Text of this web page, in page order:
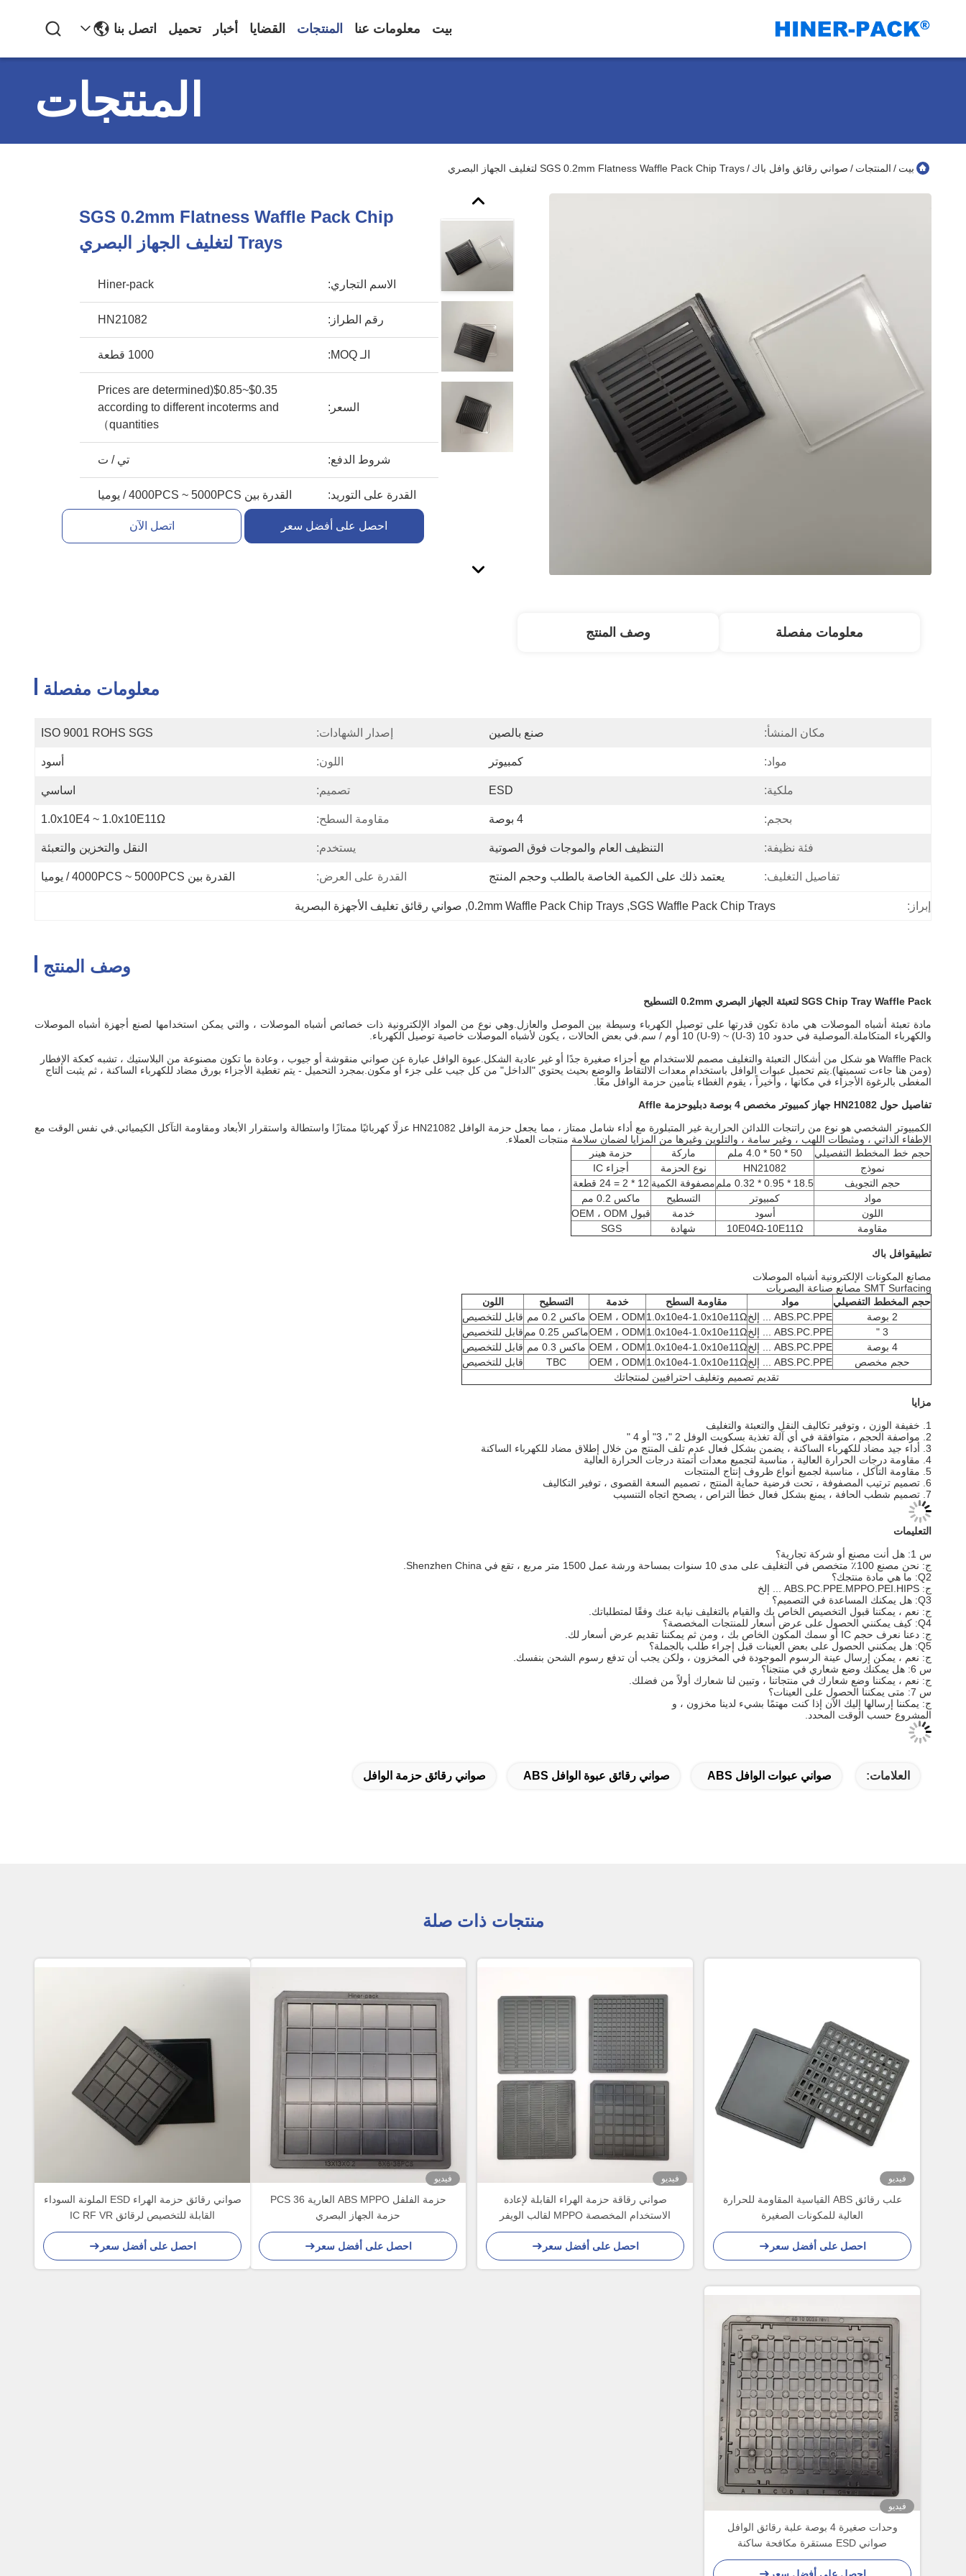
بيت معلومات عنا المنتجات القضايا أخبار تحميل اتصل بنا
المنتجات
بيت / المنتجات / صواني رقائق وافل باك /SGS 0.2mm Flatness Waffle Pack Chip Trays لتغليف الجهاز البصري
SGS 0.2mm Flatness Waffle Pack Chip
Trays لتغليف الجهاز البصري
الاسم التجاري: Hiner-pack
رقم الطراز: HN21082
الـ MOQ: 1000 قطعة
السعر:
$0.35~$0.85(Prices are determined
according to different incoterms and
quantities）
شروط الدفع: تي / ت
القدرة على التوريد: القدرة بين 4000PCS ~ 5000PCS / يوميا
احصل على أفضل سعر اتصل الآن
معلومات مفصلة وصف المنتج
معلومات مفصلة
مكان المنشأ: صنع بالصين إصدار الشهادات: ISO 9001 ROHS SGS
مواد: كمبيوتر اللون: أسود
ملكية: ESD تصميم: اساسي
بحجم: 4 بوصة مقاومة السطح: 1.0x10E4 ~ 1.0x10E11Ω
فئة نظيفة: التنظيف العام والموجات فوق الصوتية يستخدم: النقل والتخزين والتعبئة
تفاصيل التغليف: يعتمد ذلك على الكمية الخاصة بالطلب وحجم المنتج القدرة على العرض: القدرة بين 4000PCS ~ 5000PCS / يوميا
إبراز: SGS Waffle Pack Chip Trays
,
0.2mm Waffle Pack Chip Trays
, صواني رقائق تغليف الأجهزة البصرية
وصف المنتج
SGS Chip Tray Waffle Pack لتعبئة الجهاز البصري 0.2mm التسطيح
مادة تعبئة أشباه الموصلات هي مادة تكون قدرتها على توصيل الكهرباء وسيطة بين الموصل والعازل.وهي نوع من المواد الإلكترونية ذات خصائص أشباه الموصلات ، والتي يمكن استخدامها لصنع أجهزة أشباه الموصلات
والكهرباء المتكاملة.الموصلية في حدود 10 (U-3) ~ 10 (U-9) أوم / سم.في بعض الحالات ، يكون لأشباه الموصلات خاصية توصيل الكهرباء.
Waffle Pack هو شكل من أشكال التعبئة والتغليف مصمم للاستخدام مع أجزاء صغيرة جدًا أو غير عادية الشكل.عبوة الوافل عبارة عن صواني منقوشة أو جيوب ، وعادة ما تكون مصنوعة من البلاستيك ، تشبه كعكة الإفطار
(ومن هنا جاءت تسميتها).يتم تحميل عبوات الوافل باستخدام معدات الالتقاط والوضع بحيث يحتوي "الداخل" من كل جيب على جزء أو مكون.بمجرد التحميل - يتم تغطية الأجزاء بورق مضاد للكهرباء الساكنة ، ثم يثبت التاج
المغطى بالرغوة الأجزاء في مكانها ، وأخيراً ، يقوم الغطاء بتأمين حزمة الوافل معًا.
تفاصيل حول HN210 82 جهاز كمبيوتر مخصص 4 بوصة دبليو
حزمة Affle
الكمبيوتر الشخصي هو نوع من راتنجات اللدائن الحرارية غير المتبلورة مع أداء شامل ممتاز ، مما يجعل حزمة الوافل HN21082 عزلًا كهربائيًا ممتازًا واستطالة واستقرار الأبعاد ومقاومة التآكل الكيميائي.في نفس الوقت مع
الإطفاء الذاتي ، ومثبطات اللهب ، وغير سامة ، والتلوين وغيرها من المزايا لضمان سلامة منتجات العملاء.
حجم خط المخطط التفصيلي
50 * 50 * 4.0 ملم ماركة
حزمة هينر
نموذج
HN21082 نوع الحزمة
أجزاء IC
حجم التجويف
18.5 * 0.95 * 0.32 ملم مصفوفة الكمية 12 * 2 = 24 قطعة
مواد
كمبيوتر التسطيح
ماكس 0.2 مم
اللون
أسود خدمة
قبول OEM ، ODM
مقاومة
10E04Ω-10E11Ω شهادة SGS
تطبيقوافل باك
مصانع المكونات الإلكترونية أشباه الموصلات
SMT Surfacing مصانع صناعة البصريات
حجم المخطط التفصيلي
مواد مقاومة السطح خدمة التسطيح
اللون
2 بوصة
ABS.PC.PPE ... إلخ 1.0x10e4-1.0x10e11ΩOEM ، ODM ماكس 0.2 مم
قابل للتخصيص
3 "
ABS.PC.PPE ... إلخ 1.0x10e4-1.0x10e11ΩOEM ، ODMماكس 0.25 مم
قابل للتخصيص
4 بوصة
ABS.PC.PPE ... إلخ 1.0x10e4-1.0x10e11ΩOEM ، ODM ماكس 0.3 مم
قابل للتخصيص
حجم مخصص
ABS.PC.PPE ... إلخ 1.0x10e4-1.0x10e11ΩOEM ، ODM TBC
قابل للتخصيص
تقديم تصميم وتغليف احترافيين لمنتجاتك
مزايا
1. خفيفة الوزن ، وتوفير تكاليف النقل والتعبئة والتغليف
2. مواصفة الحجم ، متوافقة في أي آلة تغذية بسكويت الوفل 2 "، 3" أو 4 "
3. أداء جيد مضاد للكهرباء الساكنة ، يضمن بشكل فعال عدم تلف المنتج من خلال إطلاق مضاد للكهرباء الساكنة
4. مقاومة درجات الحرارة العالية ، مناسبة لتجميع معدات أتمتة درجات الحرارة العالية
5. مقاومة التآكل ، مناسبة لجميع أنواع ظروف إنتاج المنتجات
6. تصميم ترتيب المصفوفة ، تحت فرضية حماية المنتج ، تصميم السعة القصوى ، توفير التكاليف
7. تصميم شطب الحافة ، يمنع بشكل فعال خطأ التراص ، يصحح اتجاه التنسيب
التعليمات
س 1: هل أنت مصنع أو شركة تجارية؟
ج: نحن مصنع 100٪ متخصص في التغليف على مدى 10 سنوات بمساحة ورشة عمل 1500 متر مربع ، تقع في Shenzhen China.
Q2: ما هي مادة منتجك؟
ج: ABS.PC.PPE.MPPO.PEI.HIPS ... إلخ
Q3: هل يمكنك المساعدة في التصميم؟
ج: نعم ، يمكننا قبول التخصيص الخاص بك والقيام بالتغليف نيابة عنك وفقًا لمتطلباتك.
Q4: كيف يمكنني الحصول على عرض أسعار للمنتجات المخصصة؟
ج: دعنا نعرف حجم IC أو سمك المكون الخاص بك ، ومن ثم يمكننا تقديم عرض أسعار لك.
Q5: هل يمكنني الحصول على بعض العينات قبل إجراء طلب بالجملة؟
ج: نعم ، يمكن إرسال عينة الرسوم الموجودة في المخزون ، ولكن يجب أن تدفع رسوم الشحن بنفسك.
س 6: هل يمكنك وضع شعاري في منتجنا؟
ج: نعم ، يمكننا وضع شعارك في منتجاتنا ، وتبين لنا شعارك أولاً من فضلك.
س 7: متى يمكننا الحصول على العينات؟
ج: يمكننا إرسالها إليك الآن إذا كنت مهتمًا بشيء لدينا مخزون ، و
المشروع حسب الوقت المحدد.
العلامات: صواني عبوات الوافل ABS صواني رقائق عبوة الوافل ABS صواني رقائق حزمة الوافل
منتجات ذات صلة
فيديو
علب رقائق ABS القياسية المقاومة للحرارة
العالية للمكونات الصغيرة
احصل على أفضل سعر
فيديو
صواني رقاقة حزمة الهراء القابلة لإعادة
الاستخدام المخصصة MPPO لقالب الويفر
احصل على أفضل سعر
فيديو
حزمة الفلفل ABS MPPO العارية 36 PCS
حزمة الجهاز البصري
احصل على أفضل سعر
صواني رقائق حزمة الهراء ESD الملونة السوداء
القابلة للتخصيص لرقائق IC RF VR
احصل على أفضل سعر
فيديو
وحدات صغيرة 4 بوصة علبة رقائق الوافل
صواني ESD مستقرة مكافحة ساكنة